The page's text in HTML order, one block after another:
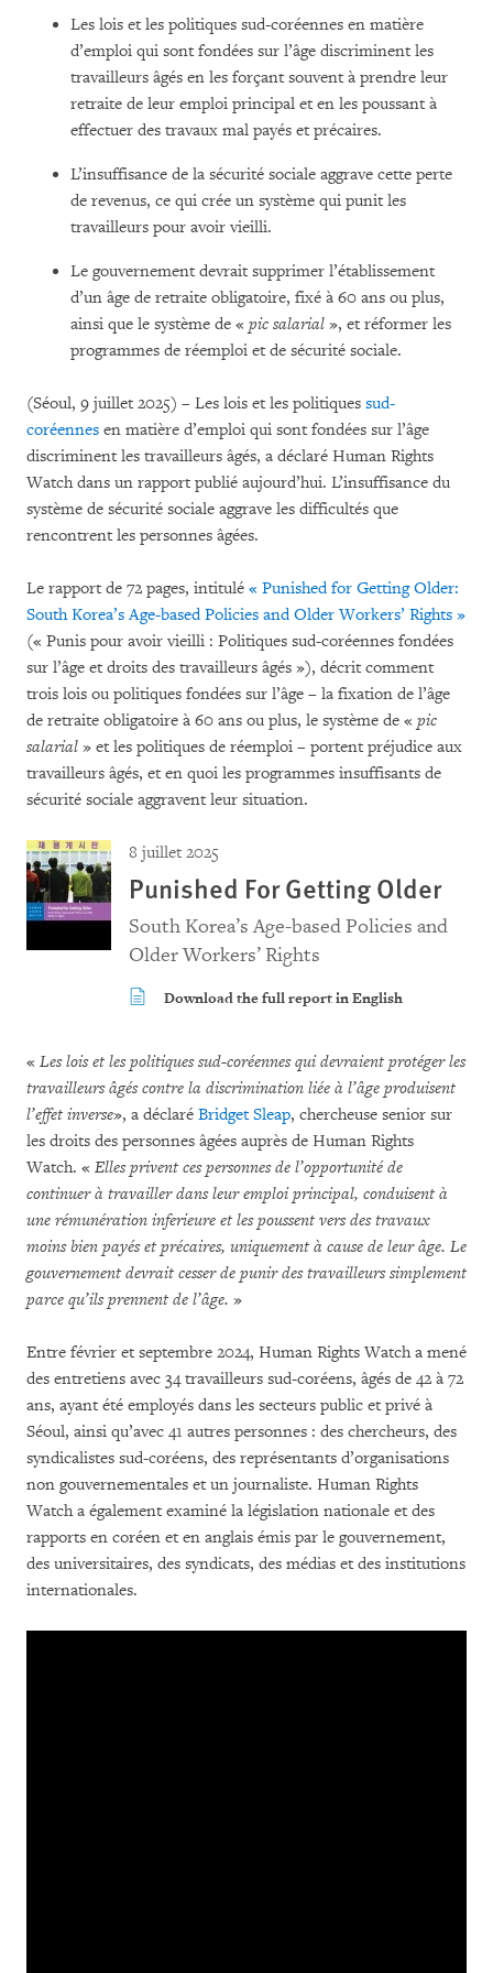
Les lois et les politiques sud-coréennes en matière
d’emploi qui sont fondées sur l’âge discriminent les
travailleurs âgés en les forçant souvent à prendre leur
retraite de leur emploi principal et en les poussant à
effectuer des travaux mal payés et précaires.
L’insuffisance de la sécurité sociale aggrave cette perte
de revenus, ce qui crée un système qui punit les
travailleurs pour avoir vieilli.
Le gouvernement devrait supprimer l’établissement
d’un âge de retraite obligatoire, fixé à 60 ans ou plus,
ainsi que le système de « pic salarial », et réformer les
programmes de réemploi et de sécurité sociale.
(Séoul, 9 juillet 2025) – Les lois et les politiques sud-
coréennes en matière d’emploi qui sont fondées sur l’âge
discriminent les travailleurs âgés, a déclaré Human Rights
Watch dans un rapport publié aujourd’hui. L’insuffisance du
système de sécurité sociale aggrave les difficultés que
rencontrent les personnes âgées.
Le rapport de 72 pages, intitulé « Punished for Getting Older:
South Korea’s Age-based Policies and Older Workers’ Rights »
(« Punis pour avoir vieilli : Politiques sud-coréennes fondées
sur l’âge et droits des travailleurs âgés »), décrit comment
trois lois ou politiques fondées sur l’âge – la fixation de l’âge
de retraite obligatoire à 60 ans ou plus, le système de « pic
salarial » et les politiques de réemploi – portent préjudice aux
travailleurs âgés, et en quoi les programmes insuffisants de
sécurité sociale aggravent leur situation.
8 juillet 2025
Punished For Getting Older
South Korea’s Age-based Policies and
Older Workers’ Rights
Download the full report in English
« Les lois et les politiques sud-coréennes qui devraient protéger les
travailleurs âgés contre la discrimination liée à l’âge produisent
l’effet inverse», a déclaré Bridget Sleap, chercheuse senior sur
les droits des personnes âgées auprès de Human Rights
Watch. « Elles privent ces personnes de l’opportunité de
continuer à travailler dans leur emploi principal, conduisent à
une rémunération inferieure et les poussent vers des travaux
moins bien payés et précaires, uniquement à cause de leur âge. Le
gouvernement devrait cesser de punir des travailleurs simplement
parce qu’ils prennent de l’âge. »
Entre février et septembre 2024, Human Rights Watch a mené
des entretiens avec 34 travailleurs sud-coréens, âgés de 42 à 72
ans, ayant été employés dans les secteurs public et privé à
Séoul, ainsi qu’avec 41 autres personnes : des chercheurs, des
syndicalistes sud-coréens, des représentants d’organisations
non gouvernementales et un journaliste. Human Rights
Watch a également examiné la législation nationale et des
rapports en coréen et en anglais émis par le gouvernement,
des universitaires, des syndicats, des médias et des institutions
internationales.